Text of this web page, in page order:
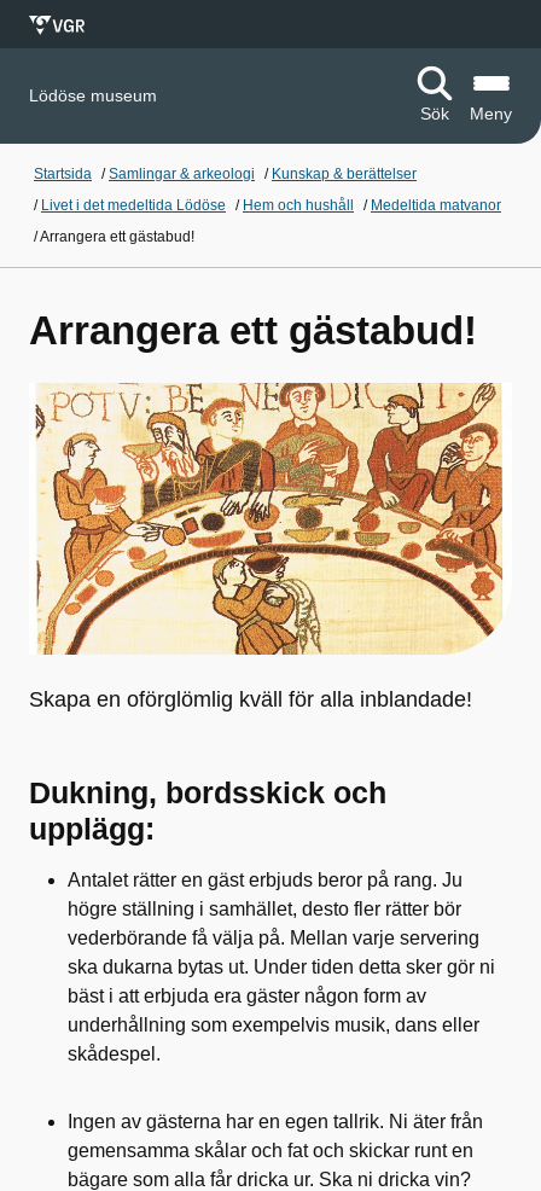
Lödöse museum
Sök
Meny
Startsida /Samlingar & arkeologi / Kunskap & berättelser
/ Livet i det medeltida Lödöse / Hem och hushåll / Medeltida matvanor
/Arrangera ett gästabud!
Arrangera ett gästabud!
Skapa en oförglömlig kväll för alla inblandade!
Dukning, bordsskick och
upplägg:
Antalet rätter en gäst erbjuds beror på rang. Ju
högre ställning i samhället, desto fler rätter bör
vederbörande få välja på. Mellan varje servering
ska dukarna bytas ut. Under tiden detta sker gör ni
bäst i att erbjuda era gäster någon form av
underhållning som exempelvis musik, dans eller
skådespel.
Ingen av gästerna har en egen tallrik. Ni äter från
gemensamma skålar och fat och skickar runt en
bägare som alla får dricka ur. Ska ni dricka vin?